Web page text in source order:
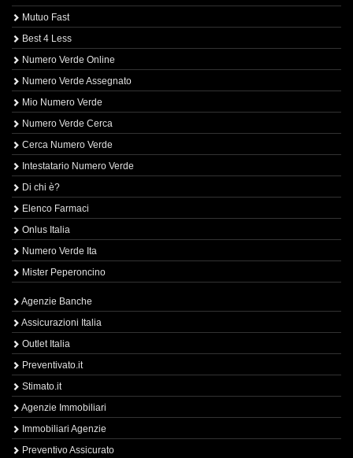
Mutuo Fast
Best 4 Less
Numero Verde Online
Numero Verde Assegnato
Mio Numero Verde
Numero Verde Cerca
Cerca Numero Verde
Intestatario Numero Verde
Di chi è?
Elenco Farmaci
Onlus Italia
Numero Verde Ita
Mister Peperoncino
Agenzie Banche
Assicurazioni Italia
Outlet Italia
Preventivato.it
Stimato.it
Agenzie Immobiliari
Immobiliari Agenzie
Preventivo Assicurato